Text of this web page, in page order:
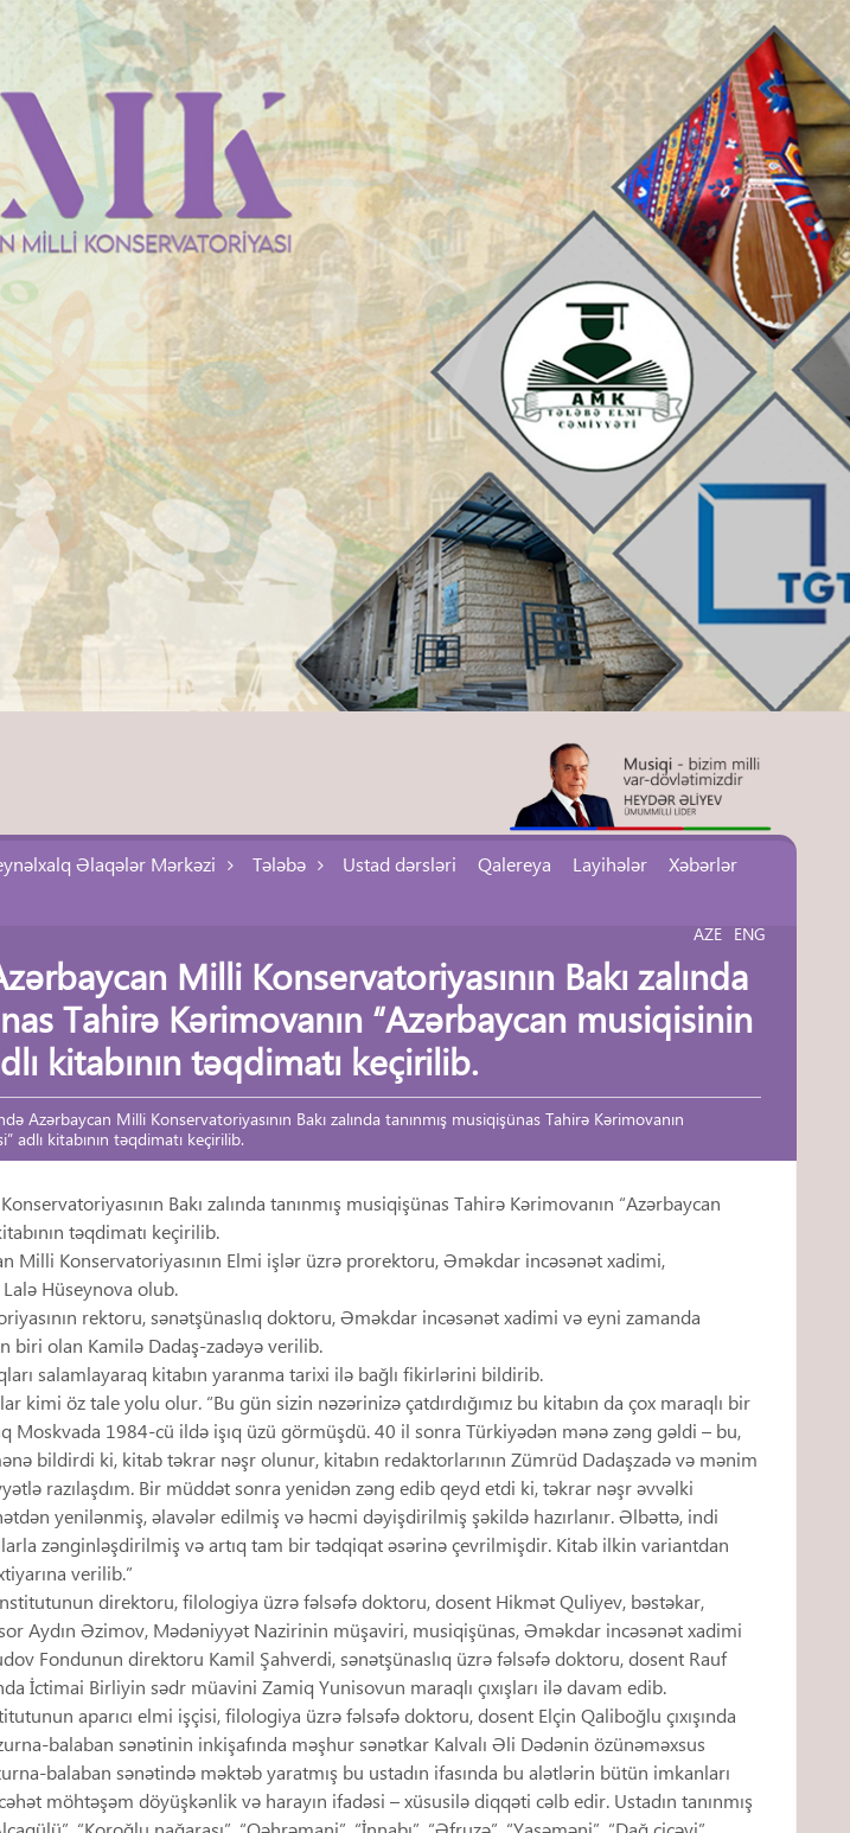
Əlaqələr Mərkəzi Tələbə Ustad dərsləri Qalereya Layihələr
Xəbərlər
AZE ENG
Milli Konservatoriyasının Bakı zalında
Tahirə Kərimovanın “Azərbaycan musiqisinin
kitabının təqdimatı keçirilib.
Azərbaycan Milli Konservatoriyasının Bakı zalında tanınmış musiqişünas Tahirə Kərimovanın
adlı kitabının təqdimatı keçirilib.
Bakı zalında tanınmış musiqişünas Tahirə Kərimovanın “Azərbaycan
təqdimatı keçirilib.
Milli Konservatoriyasının Elmi işlər üzrə prorektoru, Əməkdar incəsənət xadimi,
Hüseynova olub.
rektoru, sənətşünaslıq doktoru, Əməkdar incəsənət xadimi və eyni zamanda
biri olan Kamilə Dadaş-zadəyə verilib.
salamlayaraq kitabın yaranma tarixi ilə bağlı fikirlərini bildirib.
kimi öz tale yolu olur. “Bu gün sizin nəzərinizə çatdırdığımız bu kitabın da çox maraqlı bir
Moskvada 1984-cü ildə işıq üzü görmüşdü. 40 il sonra Türkiyədən mənə zəng gəldi – bu,
bildirdi ki, kitab təkrar nəşr olunur, kitabın redaktorlarının Zümrüd Dadaşzadə və mənim
razılaşdım. Bir müddət sonra yenidən zəng edib qeyd etdi ki, təkrar nəşr əvvəlki
yenilənmiş, əlavələr edilmiş və həcmi dəyişdirilmiş şəkildə hazırlanır. Əlbəttə, indi
zənginləşdirilmiş və artıq tam bir tədqiqat əsərinə çevrilmişdir. Kitab ilkin variantdan
verilib.”
direktoru, filologiya üzrə fəlsəfə doktoru, dosent Hikmət Quliyev, bəstəkar,
Aydın Əzimov, Mədəniyyət Nazirinin müşaviri, musiqişünas, Əməkdar incəsənət xadimi
Fondunun direktoru Kamil Şahverdi, sənətşünaslıq üzrə fəlsəfə doktoru, dosent Rauf
İctimai Birliyin sədr müavini Zamiq Yunisovun maraqlı çıxışları ilə davam edib.
aparıcı elmi işçisi, filologiya üzrə fəlsəfə doktoru, dosent Elçin Qaliboğlu çıxışında
balaban sənətinin inkişafında məşhur sənətkar Kalvalı Əli Dədənin özünəməxsus
balaban sənətində məktəb yaratmış bu ustadın ifasında bu alətlərin bütün imkanları
cəhət möhtəşəm döyüşkənlik və harayın ifadəsi – xüsusilə diqqəti cəlb edir. Ustadın tanınmış